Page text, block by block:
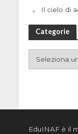
Il cielo di
Categorie
EduINAF è il